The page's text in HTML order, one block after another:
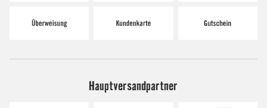
Hauptversandpartner